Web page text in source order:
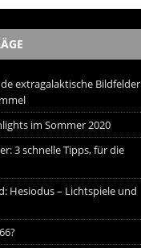
extragalaktische Bildfelder
im Sommer 2020
3 schnelle Tipps, für die
Hesiodus – Lichtspiele und